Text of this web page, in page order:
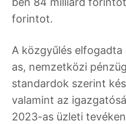
forintot.
A közgyűlés
as, nemzetközi
standardok szerint
valamint az
2023-as üzleti